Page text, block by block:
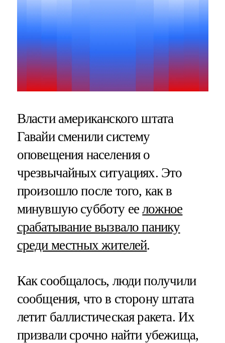
Власти американского штата
Гавайи сменили систему
оповещения населения о
чрезвычайных ситуациях. Это
произошло после того, как в
минувшую субботу ееложное
срабатывание вызвало панику
среди местных жителей.
Как сообщалось, люди получили
сообщения, что в сторону штата
летит баллистическая ракета. Их
призвали срочно найти убежища,